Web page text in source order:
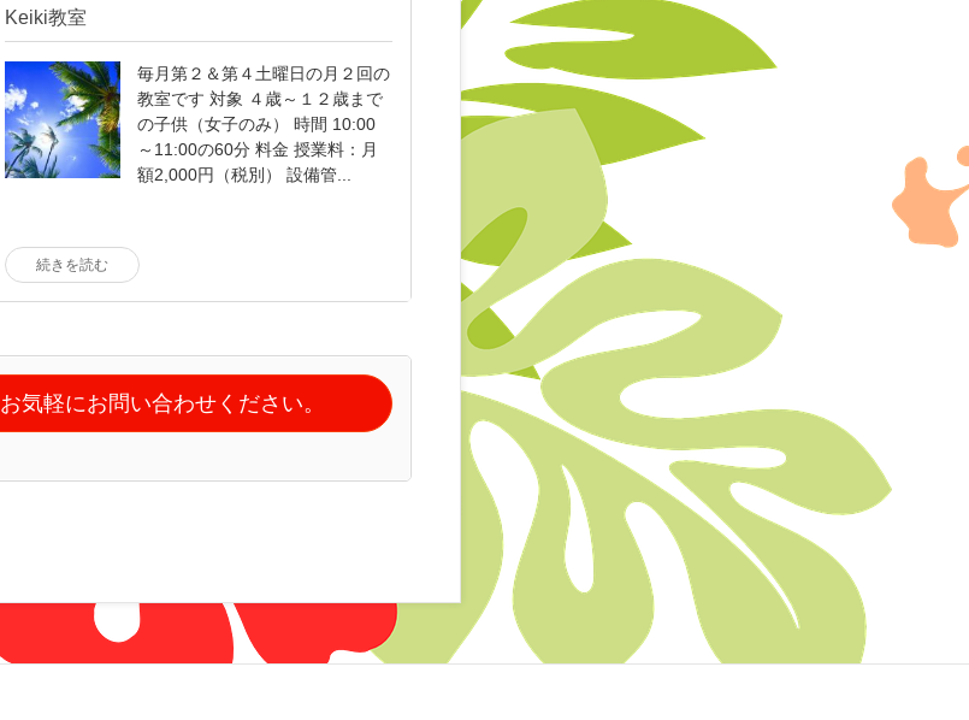
Keiki教室
毎月第２＆第４土曜日の月２回の
教室です 対象 ４歳～１２歳まで
の子供（女子のみ） 時間 10:00
～11:00の60分 料金 授業料：月
額2,000円（税別） 設備管...
続きを読む
お気軽にお問い合わせください。